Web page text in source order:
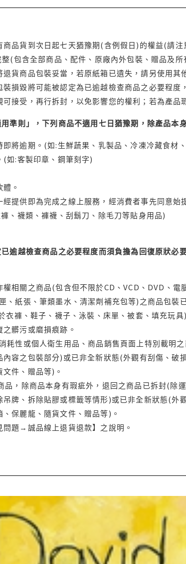
品貨到次日起七天猶豫期(含例假日)的權益(請
(包含全部商品、配件、原廠內外包裝、贈品及所
貨商品包裝妥當，若原紙箱已遺失，請另使用
裝損毀將可能被認定為已逾越檢查商品之必要程
接受，再行拆封，以免影響您的權利；若為產品
準則」，下列商品不適用七日猶豫期，除產品本
將逾期。(如:生鮮蔬果、乳製品、冷凍冷藏食材
如:客製印章、鋼筆刻字)
。
提供即為完成之線上服務，經消費者事先同意始
、襪類、褲襪、刮鬍刀、除毛刀等貼身用品)
逾越檢查商品之必要程度而須負擔為回復原狀
相關之商品(包含但不限於CD、VCD、DVD、
、紙張、筆類墨水、清潔劑補充包等)之商品包裝
褲、鞋子、襪子、泳裝、床單、被套、填充玩
髒污或磨損痕跡。
耗性或個人衛生用品、商品銷售頁面上特別載明
容之包裝部分)或已非全新狀態(外觀有刮傷、破
件、贈品等)。
品，除商品本身有瑕疵外，退回之商品已拆封(除
牌、拆除貼膠或標籤等情形)或已非全新狀態(
保麗龍、隨貨文件、贈品等)。
題→誠品線上退貨退款】之說明。